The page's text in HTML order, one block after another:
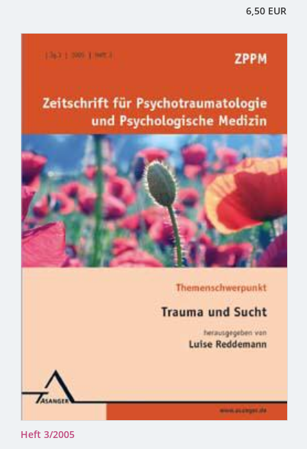
6,50 EUR
Heft 3/2005